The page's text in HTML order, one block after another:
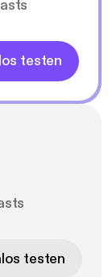
testen
testen